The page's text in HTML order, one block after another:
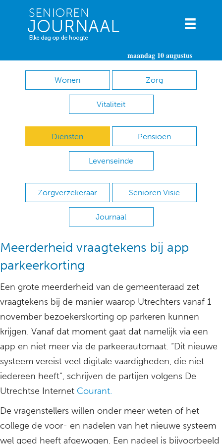
maandag 10 augustus
Wonen Zorg
Vitaliteit
Diensten Pensioen
Levenseinde
Zorgverzekeraar Senioren Visie
Journaal
Meerderheid vraagtekens bij app
parkeerkorting
Een grote meerderheid van de gemeenteraad zet
vraagtekens bij de manier waarop Utrechters vanaf 1
november bezoekerskorting op parkeren kunnen
krijgen. Vanaf dat moment gaat dat namelijk via een
app en niet meer via de parkeerautomaat. “Dit nieuwe
systeem vereist veel digitale vaardigheden, die niet
iedereen heeft”, schrijven de partijen volgens De
Utrechtse Internet Courant.
De vragenstellers willen onder meer weten of het
college de voor- en nadelen van het nieuwe systeem
wel goed heeft afgewogen. Een nadeel is bijvoorbeeld